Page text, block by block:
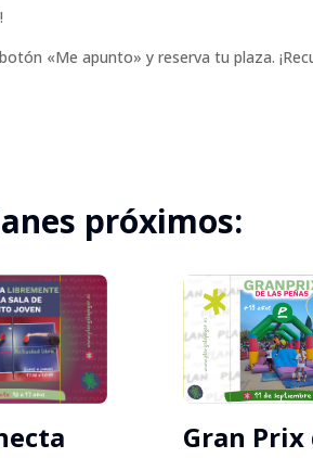
«Me apunto» y reserva tu plaza.
próximos:
Gran Prix